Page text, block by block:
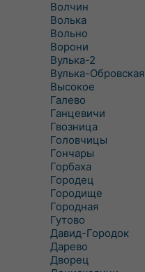
Волчин
Волька
Вольно
Ворони
Вулька-2
Вулька-Обровская
Высокое
Галево
Ганцевичи
Гвозница
Головчицы
Гончары
Горбаха
Городец
Городище
Городная
Гутово
Давид-Городок
Дарево
Дворец